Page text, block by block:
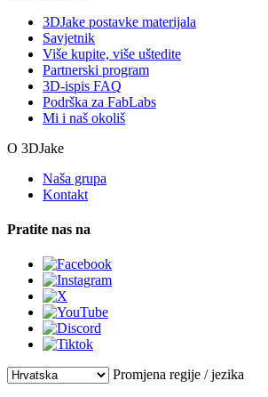
3DJake postavke materijala
Savjetnik
Više kupite, više uštedite
Partnerski program
3D-ispis FAQ
Podrška za FabLabs
Mi i naš okoliš
O 3DJake
Naša grupa
Kontakt
Pratite nas na
Promjena regije / jezika